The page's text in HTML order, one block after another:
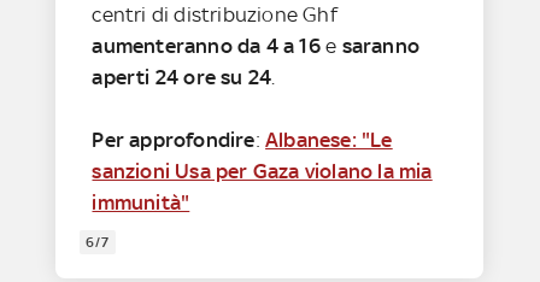
centri di distribuzione Ghf
aumenteranno da 4 a 16e saranno
aperti 24 ore su 24
Per approfondire:Albanese: "Le
sanzioni Usa per Gaza violano la mia
immunità"
6/7